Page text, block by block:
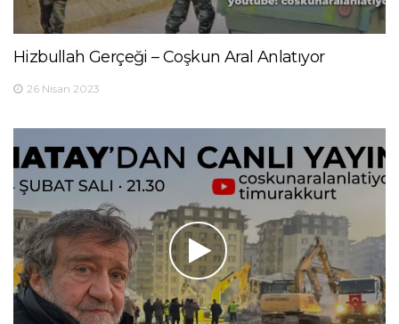
Hizbullah Gerçeği – Coşkun Aral Anlatıyor
26 Nisan 2023